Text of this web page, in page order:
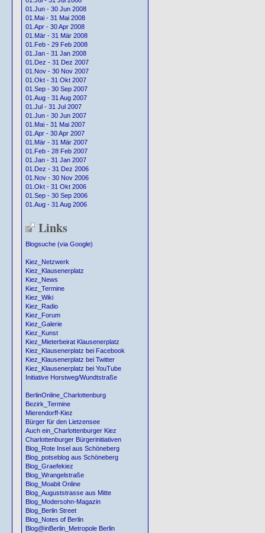
01.Jun - 30 Jun 2008
01.Mai - 31 Mai 2008
01.Apr - 30 Apr 2008
01.Mär - 31 Mär 2008
01.Feb - 29 Feb 2008
01.Jan - 31 Jan 2008
01.Dez - 31 Dez 2007
01.Nov - 30 Nov 2007
01.Okt - 31 Okt 2007
01.Sep - 30 Sep 2007
01.Aug - 31 Aug 2007
01.Jul - 31 Jul 2007
01.Jun - 30 Jun 2007
01.Mai - 31 Mai 2007
01.Apr - 30 Apr 2007
01.Mär - 31 Mär 2007
01.Feb - 28 Feb 2007
01.Jan - 31 Jan 2007
01.Dez - 31 Dez 2006
01.Nov - 30 Nov 2006
01.Okt - 31 Okt 2006
01.Sep - 30 Sep 2006
01.Aug - 31 Aug 2006
Links
Blogsuche (via Google)
Kiez_Netzwerk
Kiez_Klausenerplatz
Kiez_News
Kiez_Termine
Kiez_Wiki
Kiez_Radio
Kiez_Forum
Kiez_Galerie
Kiez_Kunst
Kiez_Mieterbeirat Klausenerplatz
Kiez_Klausenerplatz bei Facebook
Kiez_Klausenerplatz bei Twitter
Kiez_Klausenerplatz bei YouTube
Initiative Horstweg/Wundtstraße
BerlinOnline_Charlottenburg
Bezirk_Termine
Mierendorff-Kiez
Bürger für den Lietzensee
Auch ein_Charlottenburger Kiez
Charlottenburger Bürgerinitiativen
Blog_Rote Insel aus Schöneberg
Blog_potseblog aus Schöneberg
Blog_Graefekiez
Blog_Wrangelstraße
Blog_Moabit Online
Blog_Auguststrasse aus Mitte
Blog_Modersohn-Magazin
Blog_Berlin Street
Blog_Notes of Berlin
Blog@inBerlin_Metropole Berlin